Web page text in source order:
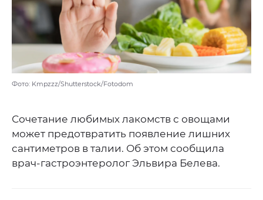
Фото: Kmpzzz/Shutterstock/Fotodom
Сочетание любимых лакомств с овощами
может предотвратить появление лишних
сантиметров в талии. Об этом сообщила
врач-гастроэнтеролог Эльвира Белева.